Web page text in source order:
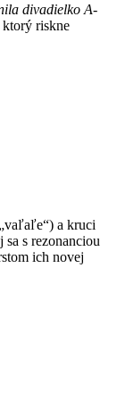
divadielko A-
riskne
a kruci
s rezonanciou
ich novej